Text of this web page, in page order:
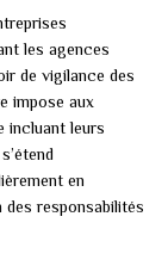
les agences
de vigilance des
impose aux
incluant leurs
en
responsabilités